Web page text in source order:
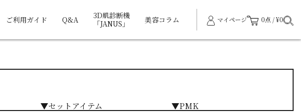
ご利用ガイド Q&A
3D肌診断機
「JANUS」
美容コラム マイページ 0点 / ¥0
▼セットアイテム ▼PMK